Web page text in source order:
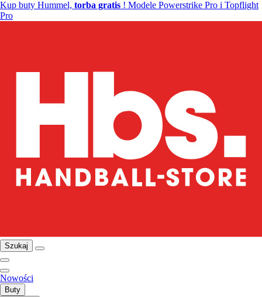
Kup buty Hummel, torba gratis ! Modele Powerstrike Pro i Topflight
Pro
Szukaj
Nowości
Buty